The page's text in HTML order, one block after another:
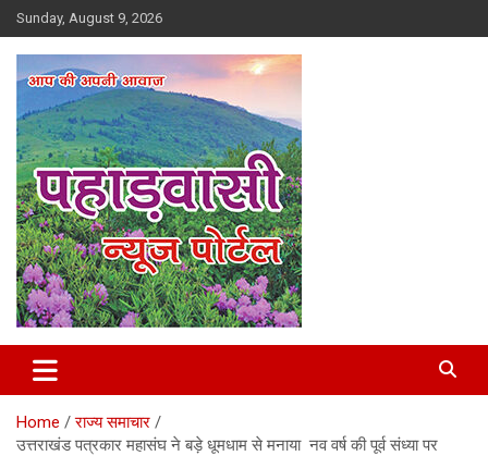
Skip
to
content
Sunday, August 9, 2026
Pahadvasi
Home
राज्य समाचार
उत्तराखंड पत्रकार महासंघ ने बड़े धूमधाम से मनाया नव वर्ष की पूर्व संध्या पर